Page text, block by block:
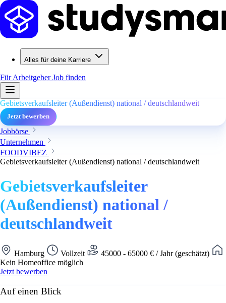
Alles für deine Karriere
Für ArbeitgeberJob finden
Gebietsverkaufsleiter (Außendienst) national / deutschlandweit
Jetzt bewerben
Jobbörse
Unternehmen
FOODVIBEZ
Gebietsverkaufsleiter (Außendienst) national / deutschlandweit
Gebietsverkaufsleiter
(Außendienst) national /
deutschlandweit
Hamburg Vollzeit
45000 - 65000 € / Jahr (geschätzt)
Kein Homeoffice möglich
Jetzt bewerben
Auf einen Blick